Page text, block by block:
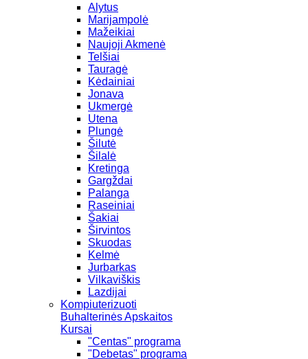
Alytus
Marijampolė
Mažeikiai
Naujoji Akmenė
Telšiai
Tauragė
Kėdainiai
Jonava
Ukmergė
Utena
Plungė
Šilutė
Šilalė
Kretinga
Gargždai
Palanga
Raseiniai
Šakiai
Širvintos
Skuodas
Kelmė
Jurbarkas
Vilkaviškis
Lazdijai
Kompiuterizuoti
Buhalterinės Apskaitos
Kursai
"Centas" programa
"Debetas" programa